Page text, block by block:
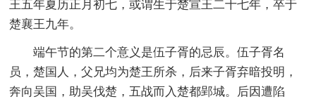
王五年夏历正月初七，或谓生于楚宣王二十七年，卒于
楚襄王九年。
端午节的第二个意义是伍子胥的忌辰。伍子胥名
员，楚国人，父兄均为楚王所杀，后来子胥弃暗投明，
奔向吴国，助吴伐楚，五战而入楚都郢城。后因遭陷